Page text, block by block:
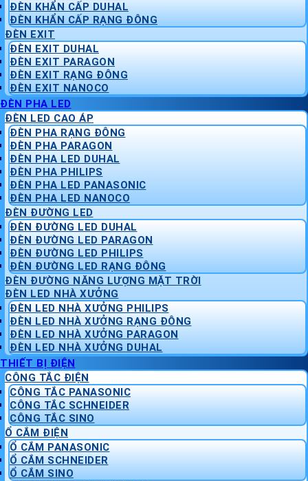
ĐÈN KHẨN CẤP DUHAL
ĐÈN KHẨN CẤP RẠNG ĐÔNG
ĐÈN EXIT
ĐÈN EXIT DUHAL
ĐÈN EXIT PARAGON
ĐÈN EXIT RẠNG ĐÔNG
ĐÈN EXIT NANOCO
ĐÈN PHA LED
ĐÈN LED CAO ÁP
ĐÈN PHA RẠNG ĐÔNG
ĐÈN PHA PARAGON
ĐÈN PHA LED DUHAL
ĐÈN PHA PHILIPS
ĐÈN PHA LED PANASONIC
ĐÈN PHA LED NANOCO
ĐÈN ĐƯỜNG LED
ĐÈN ĐƯỜNG LED DUHAL
ĐÈN ĐƯỜNG LED PARAGON
ĐÈN ĐƯỜNG LED PHILIPS
ĐÈN ĐƯỜNG LED RẠNG ĐÔNG
ĐÈN ĐƯỜNG NĂNG LƯỢNG MẶT TRỜI
ĐÈN LED NHÀ XƯỞNG
ĐÈN LED NHÀ XƯỞNG PHILIPS
ĐÈN LED NHÀ XƯỞNG RẠNG ĐÔNG
ĐÈN LED NHÀ XƯỞNG PARAGON
ĐÈN LED NHÀ XƯỞNG DUHAL
THIẾT BỊ ĐIỆN
CÔNG TẮC ĐIỆN
CÔNG TẮC PANASONIC
CÔNG TẮC SCHNEIDER
CÔNG TẮC SINO
Ổ CẮM ĐIỆN
Ổ CẮM PANASONIC
Ổ CẮM SCHNEIDER
Ổ CẮM SINO